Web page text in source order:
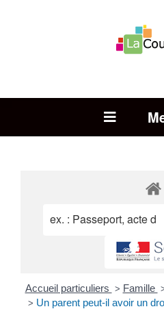
Accueil particuliers > Famille
> Un parent peut-il avoir un